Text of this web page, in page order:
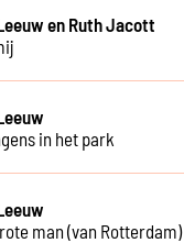
en Ruth Jacott
in het park
man (van Rotterdam)